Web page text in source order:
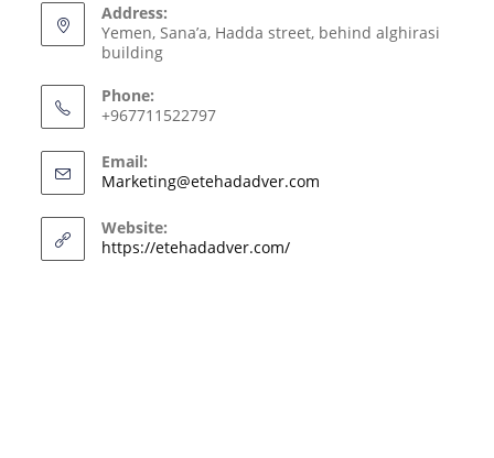
Address:
Yemen, Sana’a, Hadda street, behind alghirasi
building
Phone:
+967711522797
Email:
Marketing@etehadadver.com
Website:
https://etehadadver.com/